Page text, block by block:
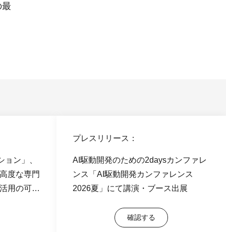
ン」、
度な専門
用の可能
プレスリリース：
AI駆動開発のための2daysカンファレ
ンス「AI駆動開発カンファレンス
2026夏」にて講演・ブース出展
確認する